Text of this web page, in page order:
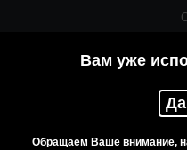
Вам уже
Да
Обращаем Ваше внимание,
Приобретение